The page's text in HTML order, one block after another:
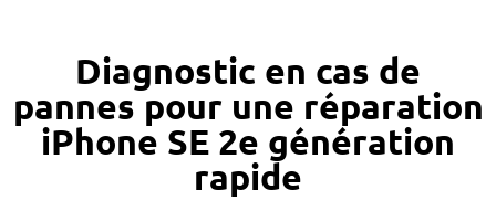
Diagnostic en cas de
pannes pour une réparation
iPhone SE 2e génération
rapide